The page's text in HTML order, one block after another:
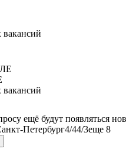
вакансий
вакансий
ещё будут появляться
Петербург4/44/3еще 8